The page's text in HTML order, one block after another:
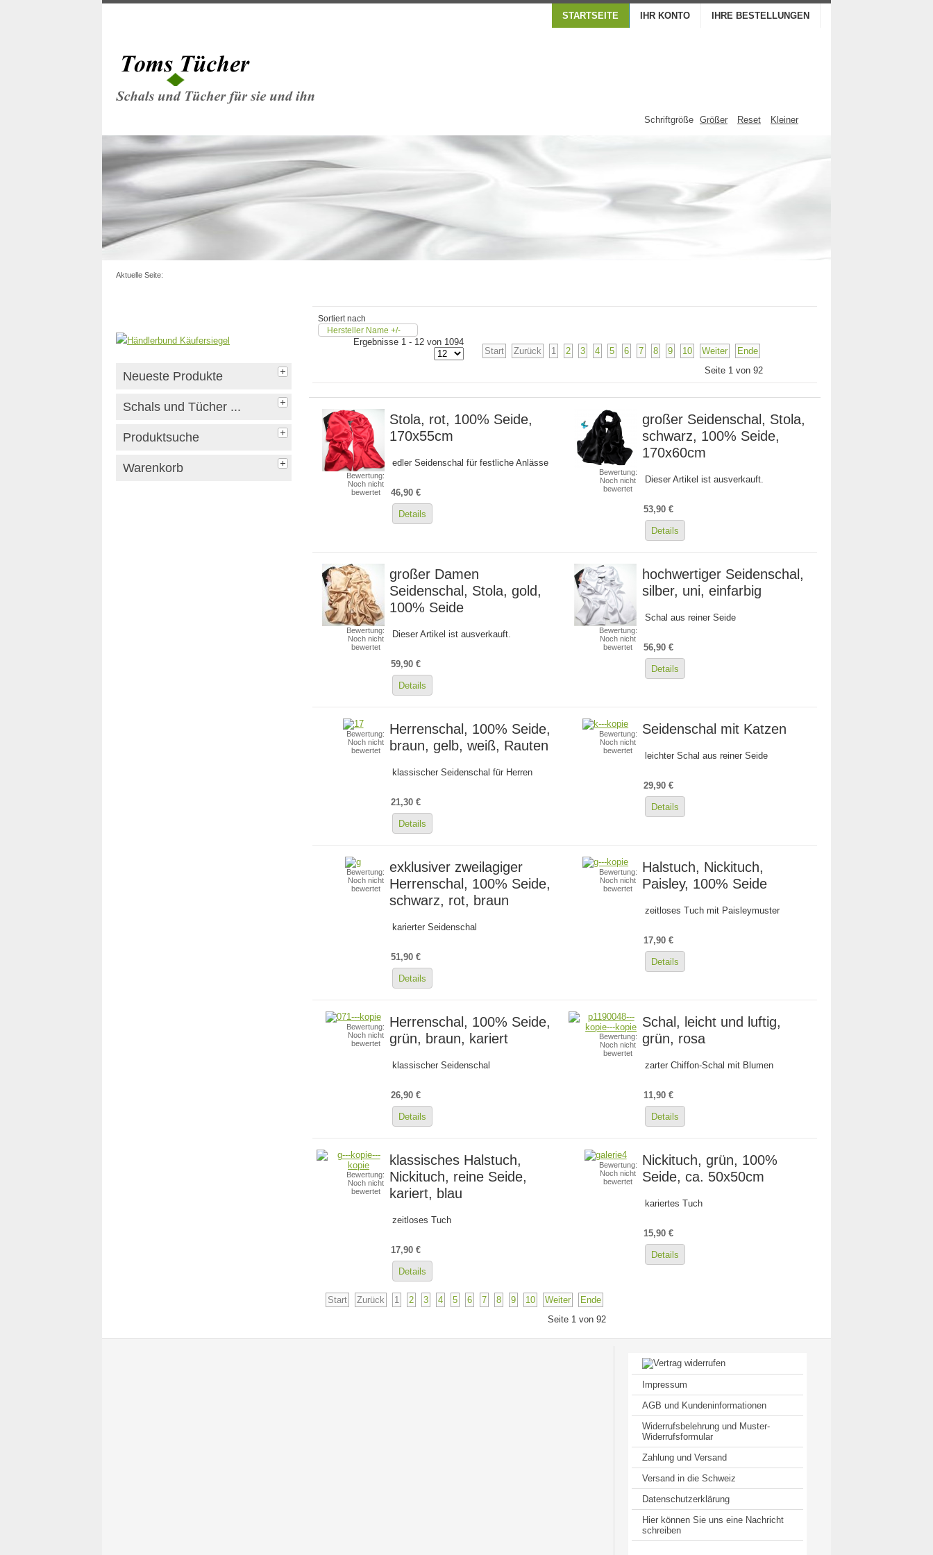
STARTSEITE IHR KONTO IHRE BESTELLUNGEN
Schriftgröße Größer Reset Kleiner
Aktuelle Seite:
Neueste Produkte
Schals und Tücher ...
Produktsuche
Warenkorb
Sortiert nach
Hersteller Name +/-
Ergebnisse 1 - 12 von 1094
Start
Zurück 1 2 3 4 5 6 7 8 9 10 Weiter
Ende
Seite 1 von 92
Bewertung:
Noch nicht
bewertet
Stola, rot, 100% Seide,
170x55cm
edler Seidenschal für festliche Anlässe
46,90 €
Details
Bewertung:
Noch nicht
bewertet
großer Seidenschal, Stola,
schwarz, 100% Seide,
170x60cm
Dieser Artikel ist ausverkauft.
53,90 €
Details
Bewertung:
Noch nicht
bewertet
großer Damen
Seidenschal, Stola, gold,
100% Seide
Dieser Artikel ist ausverkauft.
59,90 €
Details
Bewertung:
Noch nicht
bewertet
hochwertiger Seidenschal,
silber, uni, einfarbig
Schal aus reiner Seide
56,90 €
Details
Bewertung:
Noch nicht
bewertet
Herrenschal, 100% Seide,
braun, gelb, weiß, Rauten
klassischer Seidenschal für Herren
21,30 €
Details
Bewertung:
Noch nicht
bewertet
Seidenschal mit Katzen
leichter Schal aus reiner Seide
29,90 €
Details
Bewertung:
Noch nicht
bewertet
exklusiver zweilagiger
Herrenschal, 100% Seide,
schwarz, rot, braun
karierter Seidenschal
51,90 €
Details
Bewertung:
Noch nicht
bewertet
Halstuch, Nickituch,
Paisley, 100% Seide
zeitloses Tuch mit Paisleymuster
17,90 €
Details
Bewertung:
Noch nicht
bewertet
Herrenschal, 100% Seide,
grün, braun, kariert
klassischer Seidenschal
26,90 €
Details
Bewertung:
Noch nicht
bewertet
Schal, leicht und luftig,
grün, rosa
zarter Chiffon-Schal mit Blumen
11,90 €
Details
Bewertung:
Noch nicht
bewertet
klassisches Halstuch,
Nickituch, reine Seide,
kariert, blau
zeitloses Tuch
17,90 €
Details
Bewertung:
Noch nicht
bewertet
Nickituch, grün, 100%
Seide, ca. 50x50cm
kariertes Tuch
15,90 €
Details
Start Zurück 1 2 3 4 5 6 7 8 9 10 Weiter
Ende
Seite 1 von 92
Impressum
AGB und Kundeninformationen
Widerrufsbelehrung und Muster-
Widerrufsformular
Zahlung und Versand
Versand in die Schweiz
Datenschutzerklärung
Hier können Sie uns eine Nachricht
schreiben